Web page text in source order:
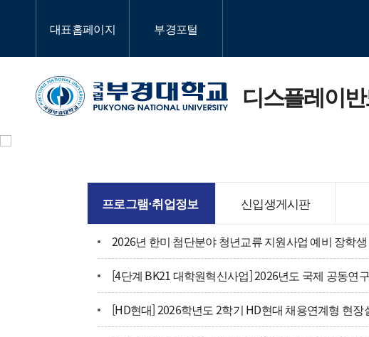
대표홈페이지 부경포털
디스플레이
프로그램·취업정보 신입생게시판